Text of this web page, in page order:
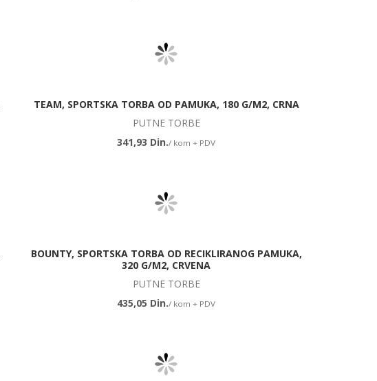
TEAM, SPORTSKA TORBA OD PAMUKA, 180 G/M2, CRNA
PUTNE TORBE
341,93 Din./ kom + PDV
BOUNTY, SPORTSKA TORBA OD RECIKLIRANOG PAMUKA,
320 G/M2, CRVENA
PUTNE TORBE
435,05 Din./ kom + PDV